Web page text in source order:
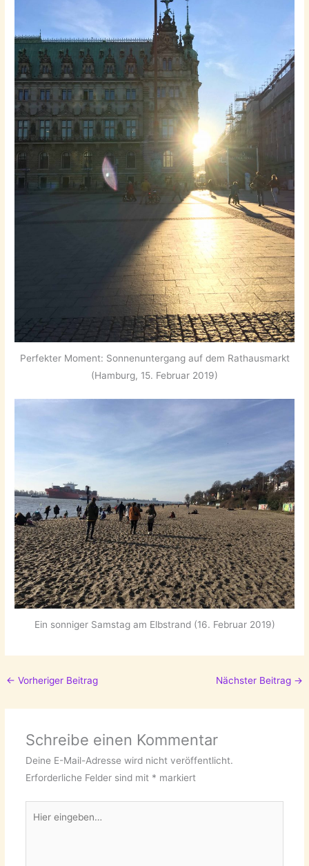
Perfekter Moment: Sonnenuntergang auf dem Rathausmarkt
(Hamburg, 15. Februar 2019)
Ein sonniger Samstag am Elbstrand (16. Februar 2019)
← Vorheriger Beitrag Nächster Beitrag →
Schreibe einen Kommentar
Deine E-Mail-Adresse wird nicht veröffentlicht.
Erforderliche Felder sind mit * markiert
eingeben…